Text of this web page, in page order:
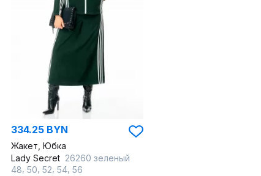
334.25 BYN
Жакет, Юбка
Lady Secret 26260 зеленый
48 50 52 54 56